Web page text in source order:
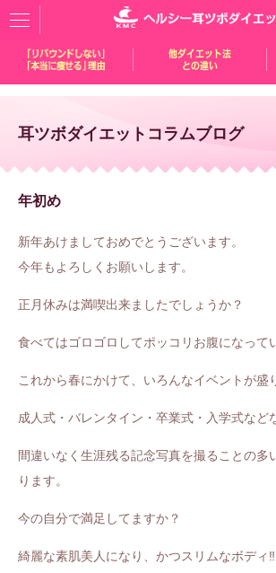
耳ツボダイエットコラムブログ
年初め
新年あけましておめでとうございます。
今年もよろしくお願いします。
正月休みは満喫出来ましたでしょうか？
食べてはゴロゴロしてポッコリお腹になって
これから春にかけて、いろんなイベントが盛
成人式・バレンタイン・卒業式・入学式など
間違いなく生涯残る記念写真を撮ることの多
ります。
今の自分で満足してますか？
綺麗な素肌美人になり、かつスリムなボディ‼️